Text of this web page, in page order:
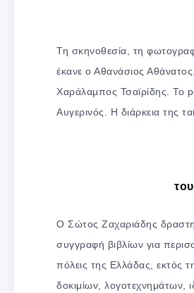
Τη σκηνοθεσία, τη
έκανε ο Αθανάσιος
Χαράλαμπος Τσαϊρίδης. Το
Αυγερινός. Η διάρκεια της
Ο Σώτος Ζαχαριάδης
συγγραφή βιβλίων για
πόλεις της Ελλάδας, εκτός
δοκιμίων, λογοτεχνημάτων,